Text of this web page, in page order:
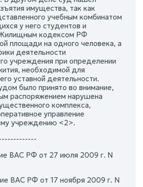
имущества, так как
учебным комбинатом
у него студентов и
кодексом РФ
площади на одного человека, а
деятельности
учреждения при определении
необходимой для
уставной деятельности.
было принято во внимание,
распоряжением нарушена
комплекса,
управление
учреждению <2>.
ВАС РФ от 27 июля 2009 г. N
ВАС РФ от 17 ноября 2009 г. N